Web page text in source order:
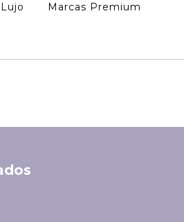
Marcas Premium